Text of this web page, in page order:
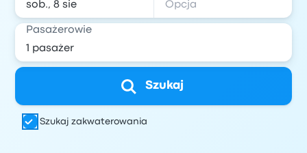
Pasażerowie
Szukaj
Szukaj zakwaterowania